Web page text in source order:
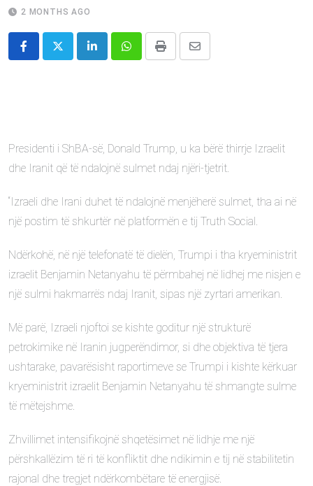
2 MONTHS AGO
LinkedInWhatsappPrint
Share
Presidenti i ShBA-së, Donald Trump, u ka bërë thirrje Izraelit
dhe Iranit që të ndalojnë sulmet ndaj njëri-tjetrit.
“Izraeli dhe Irani duhet të ndalojnë menjëherë sulmet, tha ai në
një postim të shkurtër në platformën e tij Truth Social.
Ndërkohë, në një telefonatë të dielën, Trumpi i tha kryeministrit
izraelit Benjamin Netanyahu të përmbahej në lidhej me nisjen e
një sulmi hakmarrës ndaj Iranit, sipas një zyrtari amerikan.
Më parë, Izraeli njoftoi se kishte goditur një strukturë
petrokimike në Iranin jugperëndimor, si dhe objektiva të tjera
ushtarake, pavarësisht raportimeve se Trumpi i kishte kërkuar
kryeministrit izraelit Benjamin Netanyahu të shmangte sulme
të mëtejshme.
Zhvillimet intensifikojnë shqetësimet në lidhje me një
përshkallëzim të ri të konfliktit dhe ndikimin e tij në stabilitetin
rajonal dhe tregjet ndërkombëtare të energjisë.